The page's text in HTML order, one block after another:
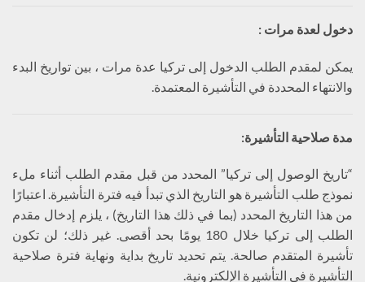
دخول لعدة مرات :
يمكن لمقدم الطلب الدخول إلى تركيا عدة مرات ، بين تواريخ البدء
والانتهاء المحددة في التأشيرة المعتمدة.
مدة صلاحية التأشيرة:
“تاريخ الوصول إلى تركيا” المحدد من قبل مقدم الطلب أثناء ملء
نموذج طلب التأشيرة هو التاريخ الذي تبدأ فيه فترة التأشيرة. اعتبارًا
من هذا التاريخ المحدد (بما في ذلك هذا التاريخ) ، يلزم إدخال مقدم
الطلب إلى تركيا خلال 180 يومًا بحد أقصى. غير ذلك؛ لن تكون
تأشيرة المتقدم صالحة. يتم تحديد تاريخ بداية ونهاية فترة صلاحية
التأشيرة في التأشيرة الإلكترونية.